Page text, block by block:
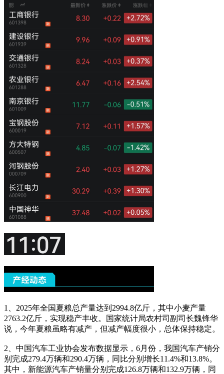
1、2025年全国夏粮总产量达到2994.8亿斤，其中小麦产量
2763.2亿斤，实现稳产丰收。国家统计局农村司副司长魏锋华
说，今年夏粮虽略有减产，但减产幅度很小，总体保持稳定。
2、中国汽车工业协会发布数据显示，6月份，我国汽车产销分
别完成279.4万辆和290.4万辆，同比分别增长11.4%和13.8%。
其中，新能源汽车产销量分别完成126.8万辆和132.9万辆，同